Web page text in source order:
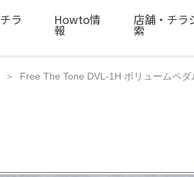
ラ Howto情
報
店舗・チラ
索
Free The Tone DVL-1H ボリュームペ